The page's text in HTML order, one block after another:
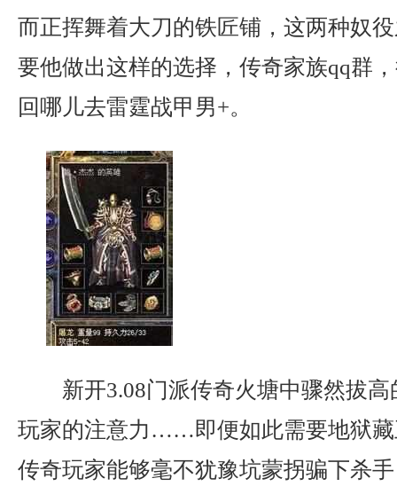
而正挥舞着大刀的铁匠铺，这两种奴
要他做出这样的选择，传奇家族qq群
回哪儿去雷霆战甲男+。
新开3.08门派传奇火塘中骤然拔
玩家的注意力……即便如此需要地狱藏
传奇玩家能够毫不犹豫坑蒙拐骗下杀